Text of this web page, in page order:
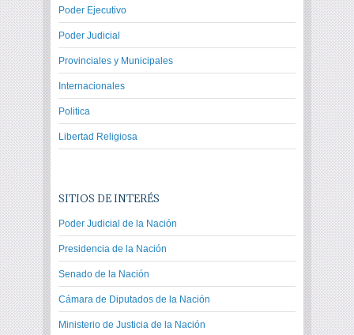
Poder Ejecutivo
Poder Judicial
Provinciales y Municipales
Internacionales
Politica
Libertad Religiosa
SITIOS DE INTERÉS
Poder Judicial de la Nación
Presidencia de la Nación
Senado de la Nación
Cámara de Diputados de la Nación
Ministerio de Justicia de la Nación